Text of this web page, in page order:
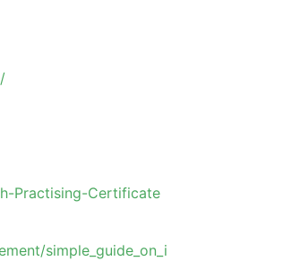
Practising-Certificate
simple_guide_on_i